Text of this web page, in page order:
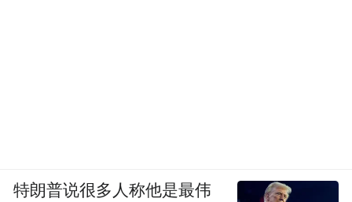
特朗普说很多人称他是最伟